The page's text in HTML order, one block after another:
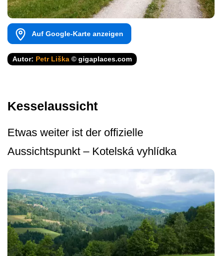
Auf Google-Karte anzeigen
Autor: Petr Liška © gigaplaces.com
Kesselaussicht
Etwas weiter ist der offizielle
Aussichtspunkt – Kotelská vyhlídka